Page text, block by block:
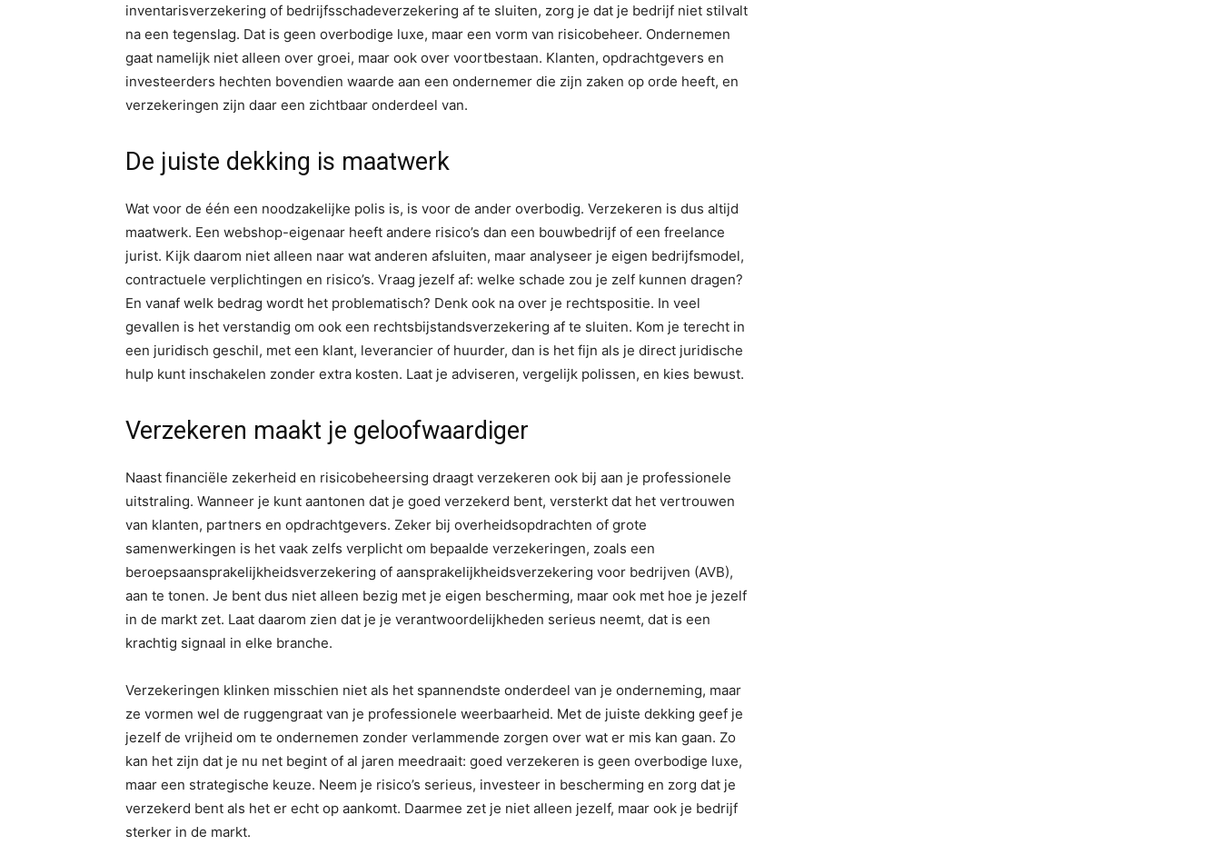
inventarisverzekering of bedrijfsschadeverzekering af te sluiten, zorg je dat je bedrijf niet stilvalt
na een tegenslag. Dat is geen overbodige luxe, maar een vorm van risicobeheer. Ondernemen
gaat namelijk niet alleen over groei, maar ook over voortbestaan. Klanten, opdrachtgevers en
investeerders hechten bovendien waarde aan een ondernemer die zijn zaken op orde heeft, en
verzekeringen zijn daar een zichtbaar onderdeel van.
De juiste dekking is maatwerk
Wat voor de één een noodzakelijke polis is, is voor de ander overbodig. Verzekeren is dus altijd
maatwerk. Een webshop-eigenaar heeft andere risico’s dan een bouwbedrijf of een freelance
jurist. Kijk daarom niet alleen naar wat anderen afsluiten, maar analyseer je eigen bedrijfsmodel,
contractuele verplichtingen en risico’s. Vraag jezelf af: welke schade zou je zelf kunnen dragen?
En vanaf welk bedrag wordt het problematisch? Denk ook na over je rechtspositie. In veel
gevallen is het verstandig om ook een rechtsbijstandsverzekering af te sluiten. Kom je terecht in
een juridisch geschil, met een klant, leverancier of huurder, dan is het fijn als je direct juridische
hulp kunt inschakelen zonder extra kosten. Laat je adviseren, vergelijk polissen, en kies bewust.
Verzekeren maakt je geloofwaardiger
Naast financiële zekerheid en risicobeheersing draagt verzekeren ook bij aan je professionele
uitstraling. Wanneer je kunt aantonen dat je goed verzekerd bent, versterkt dat het vertrouwen
van klanten, partners en opdrachtgevers. Zeker bij overheidsopdrachten of grote
samenwerkingen is het vaak zelfs verplicht om bepaalde verzekeringen, zoals een
beroepsaansprakelijkheidsverzekering of aansprakelijkheidsverzekering voor bedrijven (AVB),
aan te tonen. Je bent dus niet alleen bezig met je eigen bescherming, maar ook met hoe je jezelf
in de markt zet. Laat daarom zien dat je je verantwoordelijkheden serieus neemt, dat is een
krachtig signaal in elke branche.
Verzekeringen klinken misschien niet als het spannendste onderdeel van je onderneming, maar
ze vormen wel de ruggengraat van je professionele weerbaarheid. Met de juiste dekking geef je
jezelf de vrijheid om te ondernemen zonder verlammende zorgen over wat er mis kan gaan. Zo
kan het zijn dat je nu net begint of al jaren meedraait: goed verzekeren is geen overbodige luxe,
maar een strategische keuze. Neem je risico’s serieus, investeer in bescherming en zorg dat je
verzekerd bent als het er echt op aankomt. Daarmee zet je niet alleen jezelf, maar ook je bedrijf
sterker in de markt.